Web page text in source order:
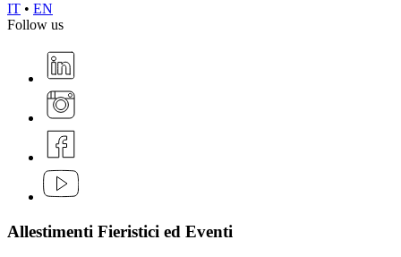
IT • EN
Follow us
Allestimenti Fieristici ed Eventi